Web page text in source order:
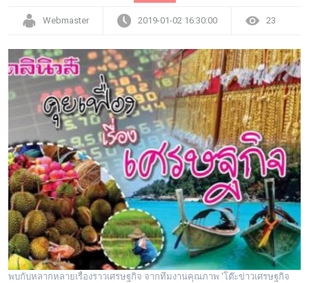
Webmaster 2019-01-02 16:30:00 23
พบกับหลากหลายเรื่องราวเศรษฐกิจ จากทีมงานคุณภาพ 'โต๊ะข่าวเศรษฐกิจ